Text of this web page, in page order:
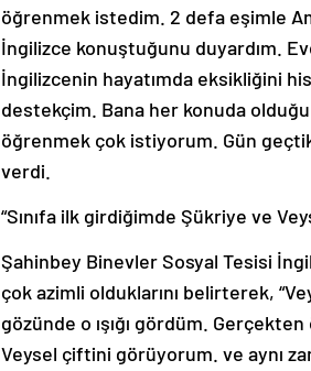
öğrenmek istedim. 2 defa eşimle
İngilizce konuştuğunu duyardım.
İngilizcenin hayatımda eksikliğini
destekçim. Bana her konuda
öğrenmek çok istiyorum. Gün
verdi.
“Sınıfa ilk girdiğimde Şükriye ve
Şahinbey Binevler Sosyal Tesisi
çok azimli olduklarını belirterek,
gözünde o ışığı gördüm.
Veysel çiftini görüyorum. ve aynı